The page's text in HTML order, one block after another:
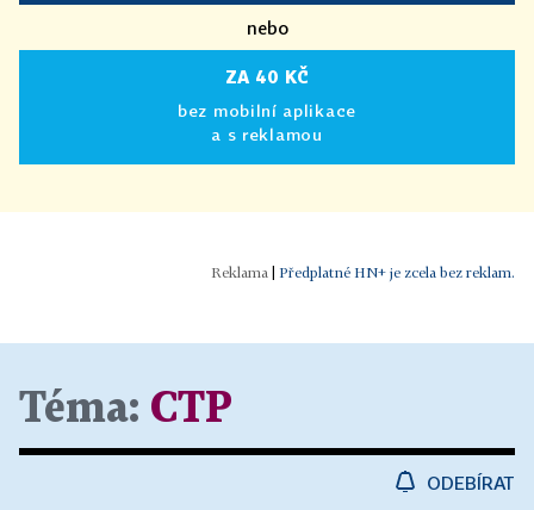
nebo
ZA 40 KČ
bez mobilní aplikace
a s reklamou
| Předplatné HN+ je zcela bez reklam.
Téma: CTP
ODEBÍRAT